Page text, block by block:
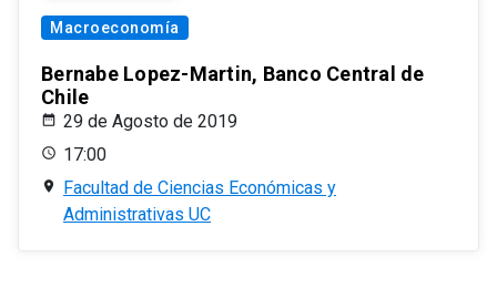
Macroeconomía
Bernabe Lopez-Martin, Banco Central de
Chile
29 de Agosto de 2019
17:00
Facultad de Ciencias Económicas y
Administrativas UC